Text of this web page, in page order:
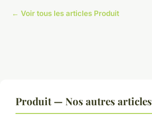
← Voir tous les articles Produit
Produit — Nos autres articles